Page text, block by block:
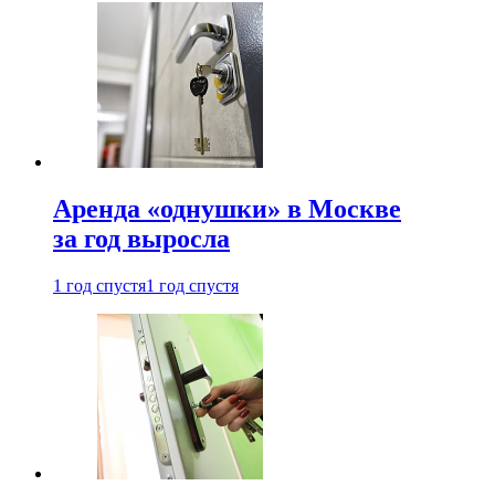
Аренда «однушки» в Москве
за год выросла
1 год спустя1 год спустя